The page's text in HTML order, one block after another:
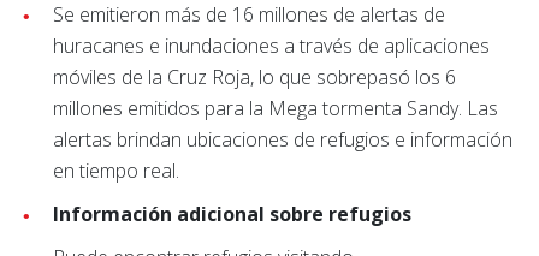
Se emitieron más de 16 millones de alertas de
huracanes e inundaciones a través de aplicaciones
móviles de la Cruz Roja, lo que sobrepasó los 6
millones emitidos para la Mega tormenta Sandy. Las
alertas brindan ubicaciones de refugios e información
en tiempo real.
Información adicional sobre refugios